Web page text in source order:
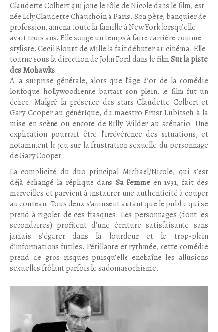
Claudette Colbert qui joue le rôle de Nicole dans le film, est
née Lily Claudette Chauchoin à Paris. Son père, banquier de
profession, amena toute la famille à New York lorsqu’elle
avait trois ans. Elle songe un temps à faire carrière comme
styliste. Cecil Blount de Mille la fait débuter au cinéma. Elle
tourne sous la direction de John Ford dans le filmSur la piste
des Mohawks.
A la surprise générale, alors que l’âge d’or de la comédie
loufoque hollywoodienne battait son plein, le film fut un
échec. Malgré la présence des stars Claudette Colbert et
Gary Cooper au générique, du maestro Ernst Lubitsch à la
mise en scène ou encore de Billy Wilder au scénario. Une
explication pourrait être l’irrévérence des situations, et
notamment le jeu sur la frustration sexuelle du personnage
de Gary Cooper.
La complicité du duo principal Michael/Nicole, qui s’est
déjà échangé la réplique dans Sa Femmeen 1931, fait des
merveilles et parvient à instaurer une authenticité à couper
au couteau. Tous deux s’amusent autant que le public qui se
prend à rigoler de ces frasques. Les personnages (dont les
secondaires) profitent d’une écriture satisfaisante sans
jamais s’égarer dans la lourdeur et le trop-plein
d’informations futiles. Pétillante et rythmée, cette comédie
prend de gros risques puisqu’elle enchaîne les allusions
sexuelles frôlant parfois le sadomasochisme.